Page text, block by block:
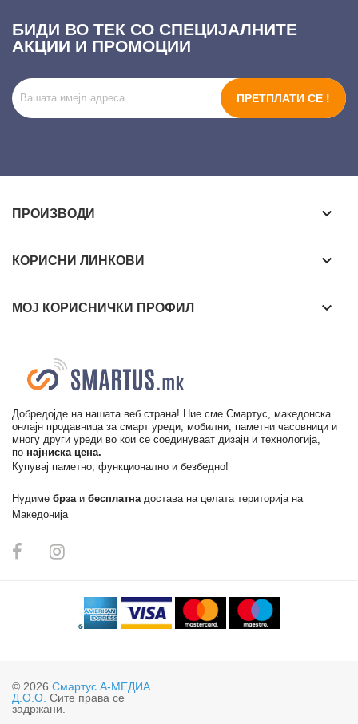
БИДИ ВО ТЕК СО СПЕЦИЈАЛНИТЕ
АКЦИИ И ПРОМОЦИИ
ПРЕТПЛАТИ СЕ !
ПРОИЗВОДИ keyboard_arrow_down
КОРИСНИ ЛИНКОВИ keyboard_arrow_down
МОЈ КОРИСНИЧКИ ПРОФИЛ keyboard_arrow_down
Добредојде на нашата веб страна! Ние сме Смартус, македонска
онлајн продавница за смарт уреди, мобилни, паметни часовници и
многу други уреди во кои се соединуваат дизајн и технологија,
по најниска цена.
Купувај паметно, функционално и безбедно!
Нудиме брза и бесплатна достава на целата територија на
Македонија
© 2026 Смартус А-МЕДИА
Д.О.О. Сите права се
задржани.